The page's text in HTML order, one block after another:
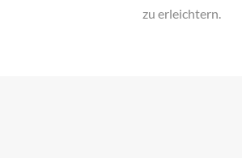
zu erleichtern.